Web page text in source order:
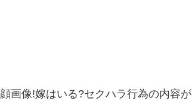
画像!嫁はいる?セクハラ行為の内容が